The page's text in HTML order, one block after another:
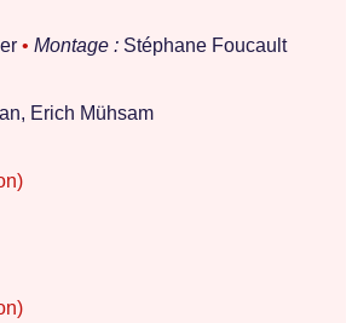
• Montage : Stéphane Foucault
Erich Mühsam